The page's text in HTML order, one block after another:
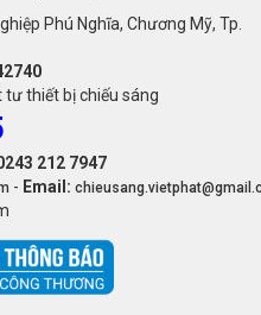
Phú Nghĩa, Chương Mỹ, Tp.
tư thiết bị chiếu sáng
212 7947
- Email: